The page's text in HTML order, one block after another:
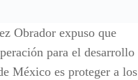
Obrador expuso que
para el desarrollo
México es proteger a los